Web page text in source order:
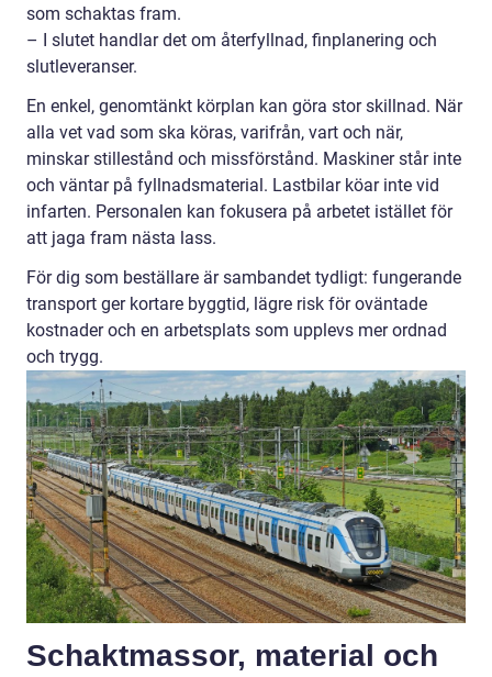
som schaktas fram.
– I slutet handlar det om återfyllnad, finplanering och
slutleveranser.
En enkel, genomtänkt körplan kan göra stor skillnad. När
alla vet vad som ska köras, varifrån, vart och när,
minskar stillestånd och missförstånd. Maskiner står inte
och väntar på fyllnadsmaterial. Lastbilar köar inte vid
infarten. Personalen kan fokusera på arbetet istället för
att jaga fram nästa lass.
För dig som beställare är sambandet tydligt: fungerande
transport ger kortare byggtid, lägre risk för oväntade
kostnader och en arbetsplats som upplevs mer ordnad
och trygg.
Schaktmassor, material och